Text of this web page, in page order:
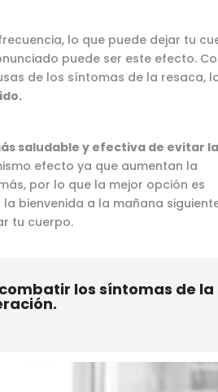
lo que puede dejar tu
puede ser este efecto.
de los síntomas de la resaca,
saludable y efectiva de evitar
efecto ya que aumentan la
por lo que la mejor opción es
bienvenida a la mañana
tu cuerpo.
los síntomas de la